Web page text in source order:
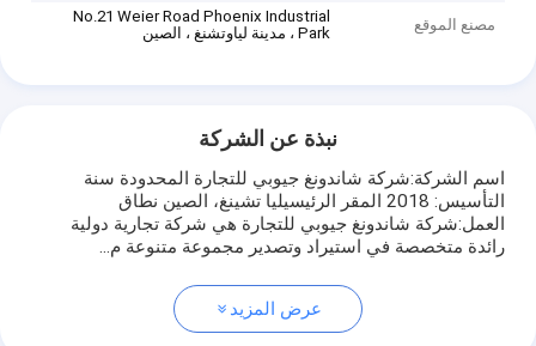
مصنع الموقع
No.21 Weier Road Phoenix Industrial
Park ، مدينة لياوتشنغ ، الصين
نبذة عن الشركة
اسم الشركة:شركة شاندونغ جيوبي للتجارة المحدودة سنة
التأسيس: 2018 المقر الرئيسيليا تشينغ، الصين نطاق
العمل:شركة شاندونغ جيوبي للتجارة هي شركة تجارية دولية
رائدة متخصصة في استيراد وتصدير مجموعة متنوعة م...
عرض المزيد